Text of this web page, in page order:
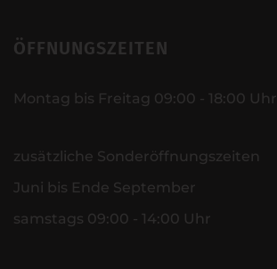
ÖFFNUNGSZEITEN
Montag bis Freitag 09:00 - 18:00 Uhr
zusätzliche Sonderöffnungszeiten
Juni bis Ende September
samstags 09:00 - 14:00 Uhr